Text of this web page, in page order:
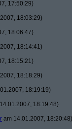
17:50:29)
18:03:29)
18:06:47)
18:14:41)
18:15:21)
18:18:29)
18:19:19)
18:19:48)
am 14.01.2007, 18:20:48)